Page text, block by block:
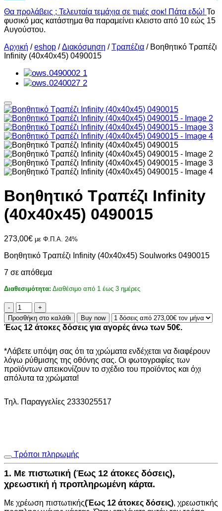
Θα προλάβεις ; Τελευταία τεμάχια σε τιμές σοκ! Πάτα εδώ! Το
φυσικό μας κατάστημα θα παραμείνει κλειστο από 10 εώς 15
Αυγούστου.
Αρχική /eshop /Διακόσμηση /Τραπέζια / Βοηθητικό Τραπέζι
Infinity (40x40x45) 0490015
Βοηθητικό Τραπέζι Infinity
(40x40x45) 0490015
273,00€ με Φ.Π.Α. 24%
Βοηθητικό Τραπέζι Infinity (40x40x45) Soulworks 0490015
7 σε απόθεμα
Διαθεσιμότητα: Διαθέσιμο από 1 έως 3 ημέρες
Βοηθητικό
Τραπέζι
Infinity
(40x40x45)
ποσότητα
Προσθήκη στο καλάθι Buy now
Έως 12 άτοκες δόσεις για αγορές άνω των 50€.
*Λάβετε υπόψη σας ότι τα χρώματα ενδέχεται να διαφέρουν
λόγω ρύθμισης της οθόνης σας. Οι φωτογραφίες των
προϊόντων απεικονίζουν το σχέδιο του προϊόντος και όχι
απόλυτα τα χρώματα!
Τηλ. Παραγγελίες 2333025517
Τρόποι πληρωμής
1. Με πιστωτική (Έως 12 άτοκες δόσεις),
χρεωστική ή προπληρωμένη κάρτα.
Με χρέωση πιστωτικής(Έως 12 άτοκες δόσεις), χρεωστικής